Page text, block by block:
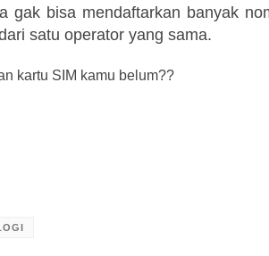
gak bisa mendaftarkan banyak
satu operator yang sama.
kartu SIM kamu belum??